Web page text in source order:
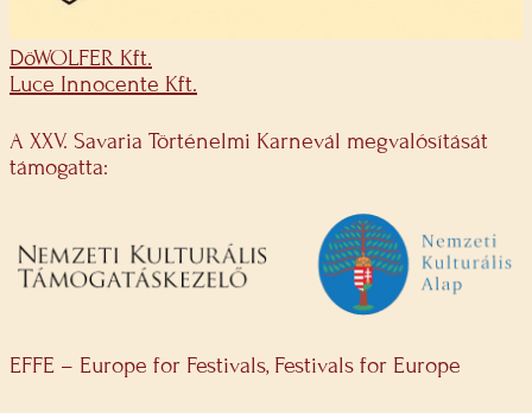
DöWOLFER Kft.
Luce Innocente Kft.
A XXV. Savaria Történelmi Karnevál megvalósítását
támogatta:
EFFE – Europe for Festivals, Festivals for Europe